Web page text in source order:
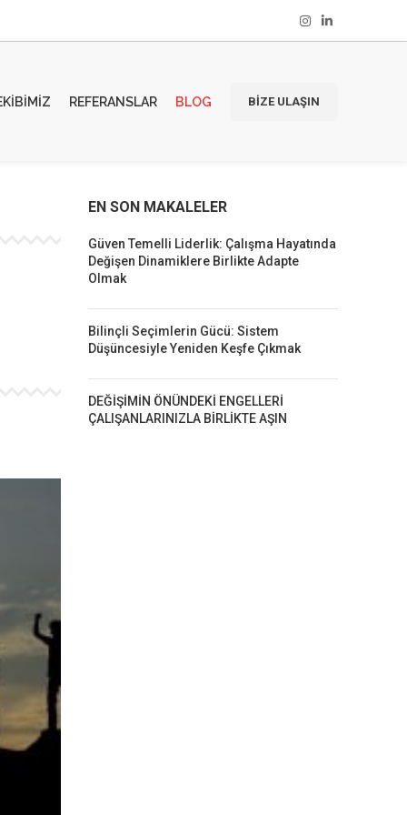
REFERANSLAR BLOG BIZE ULAŞIN
EN SON MAKALELER
Güven Temelli Liderlik: Çalışma Hayatında
Değişen Dinamiklere Birlikte Adapte
Olmak
Bilinçli Seçimlerin Gücü: Sistem
Düşüncesiyle Yeniden Keşfe Çıkmak
DEĞİŞİMİN ÖNÜNDEKİ ENGELLERİ
ÇALIŞANLARINIZLA BİRLİKTE AŞIN